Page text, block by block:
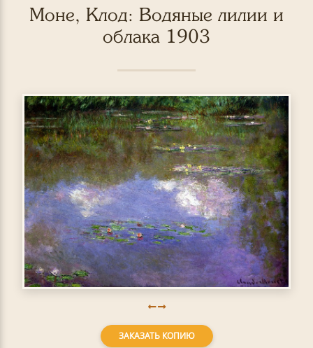
Моне, Клод: Водяные лилии и
облака 1903
ЗАКАЗАТЬ КОПИЮ